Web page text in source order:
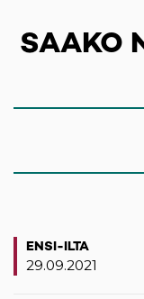
SAAKO
ENSI-ILTA
29.09.2021